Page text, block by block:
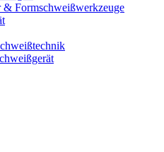
& Formschweiß­werkzeuge